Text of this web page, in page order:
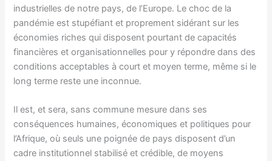
industrielles de notre pays, de l’Europe. Le choc de la
pandémie est stupéfiant et proprement sidérant sur les
économies riches qui disposent pourtant de capacités
financières et organisationnelles pour y répondre dans des
conditions acceptables à court et moyen terme, même si le
long terme reste une inconnue.
Il est, et sera, sans commune mesure dans ses
conséquences humaines, économiques et politiques pour
l’Afrique, où seuls une poignée de pays disposent d’un
cadre institutionnel stabilisé et crédible, de moyens